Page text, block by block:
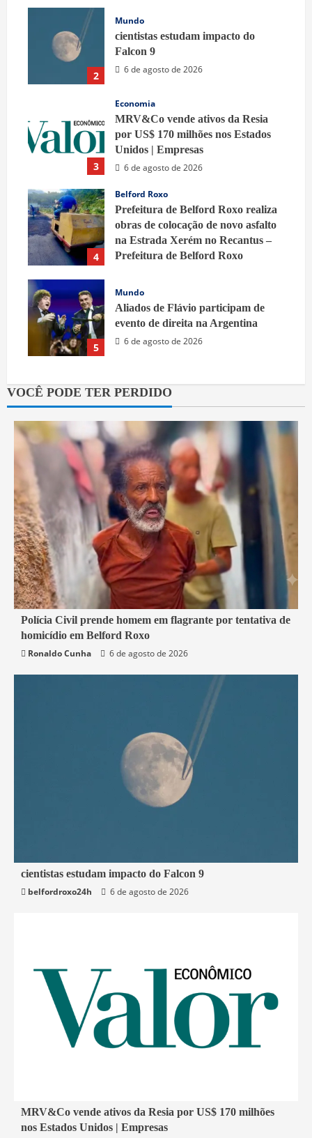
2
Mundo
cientistas estudam impacto do
Falcon 9
6 de agosto de 2026
3
Economia
MRV&Co vende ativos da Resia
por US$ 170 milhões nos Estados
Unidos | Empresas
6 de agosto de 2026
4
Belford Roxo
Prefeitura de Belford Roxo realiza
obras de colocação de novo asfalto
na Estrada Xerém no Recantus –
Prefeitura de Belford Roxo
5
Mundo
Aliados de Flávio participam de
evento de direita na Argentina
6 de agosto de 2026
VOCÊ PODE TER PERDIDO
2 min read
Belford Roxo
Segurança
Polícia Civil prende homem em flagrante por tentativa de
homicídio em Belford Roxo
Ronaldo Cunha
6 de agosto de 2026
2 min read
Mundo
cientistas estudam impacto do Falcon 9
belfordroxo24h
6 de agosto de 2026
2 min read
Economia
MRV&Co vende ativos da Resia por US$ 170 milhões
nos Estados Unidos | Empresas